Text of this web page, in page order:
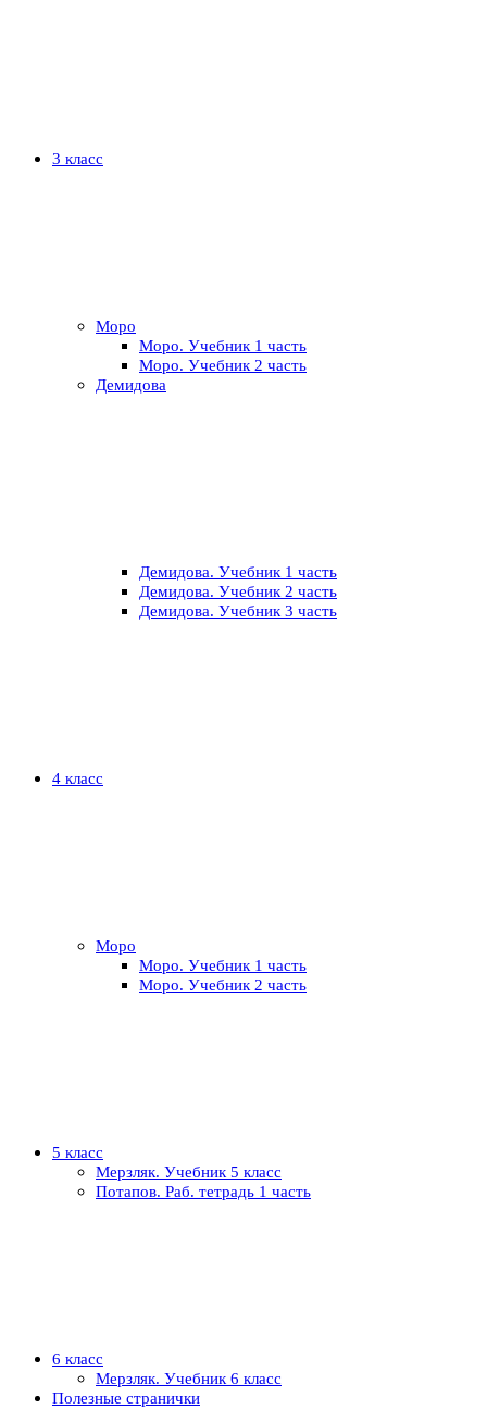
3 класс
Моро
Моро. Учебник 1 часть
Моро. Учебник 2 часть
Демидова
Демидова. Учебник 1 часть
Демидова. Учебник 2 часть
Демидова. Учебник 3 часть
4 класс
Моро
Моро. Учебник 1 часть
Моро. Учебник 2 часть
5 класс
Мерзляк. Учебник 5 класс
Потапов. Раб. тетрадь 1 часть
6 класс
Мерзляк. Учебник 6 класс
Полезные странички